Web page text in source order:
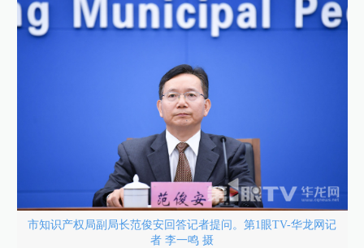
市知识产权局副局长范俊安回答记者提问。第1眼TV-华龙网记
者 李一鸣 摄